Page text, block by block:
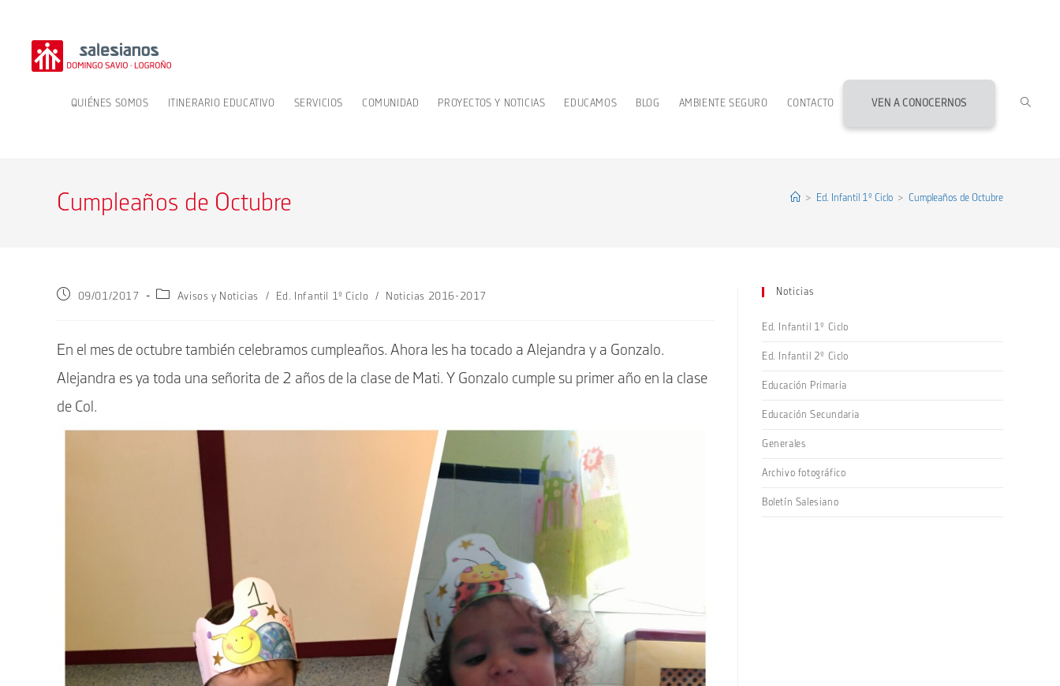
contenido
QUIÉNES SOMOS ITINERARIO EDUCATIVO SERVICIOS COMUNIDAD PROYECTOS Y NOTICIAS EDUCAMOS BLOG AMBIENTE SEGURO CONTACTO VEN A CONOCERNOS
Cumpleaños de Octubre > Ed. Infantil 1º Ciclo > Cumpleaños de Octubre
Publicación
09/01/2017
CategoríaAvisos y Noticias / Ed. Infantil 1º Ciclo / Noticias 2016-2017
En el mes de octubre también celebramos cumpleaños. Ahora les ha tocado a Alejandra y a Gonzalo.
Alejandra es ya toda una señorita de 2 años de la clase de Mati. Y Gonzalo cumple su primer año en la clase
de Col.
Noticias
Ed. Infantil 1º Ciclo
Ed. Infantil 2º Ciclo
Educación Primaria
Educación Secundaria
Generales
Archivo fotográfico
Boletín Salesiano